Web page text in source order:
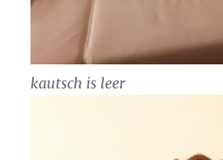
kautsch is leer